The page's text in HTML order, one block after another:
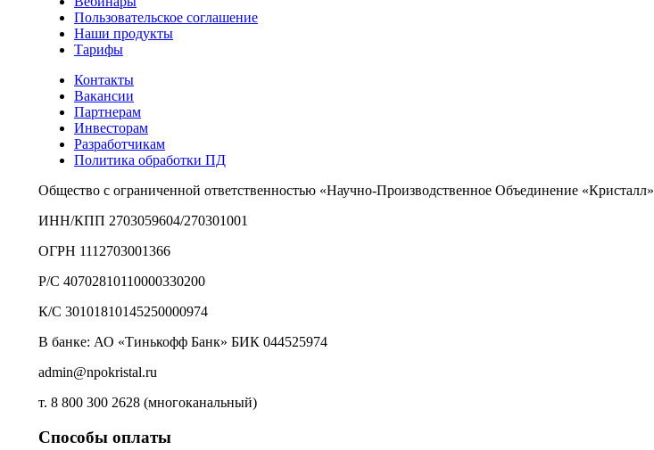
Пользовательское соглашение
Наши продукты
Тарифы
Контакты
Вакансии
Партнерам
Инвесторам
Разработчикам
Политика обработки ПД
Общество с ограниченной ответственностью «Научно-Производственное Объединение «Кристалл»
ИНН/КПП 2703059604/270301001
ОГРН 1112703001366
Р/С 40702810110000330200
К/С 30101810145250000974
В банке: АО «Тинькофф Банк» БИК 044525974
admin@npokristal.ru
т. 8 800 300 2628 (многоканальный)
Способы оплаты